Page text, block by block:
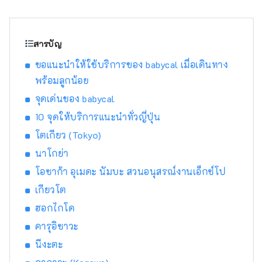
ง่ายดายขณะอยู่นอกบ้าน มีจุดให้บริการมากกว่า
เที่ยว ท่องเที่ยว หรืองีบหลับ
สารบัญ
ขอแนะนำให้ใช้บริการของ babycal เมื่อเดินทาง
พร้อมลูกน้อย
จุดเด่นของ babycal
10 จุดให้บริการแนะนำทั่วญี่ปุ่น
โตเกียว (Tokyo)
นาโกย่า
โอซาก้า อุเมดะ นัมบะ สวนอนุสรณ์งานเอ็กซ์โป
เกียวโต
ฮอกไกโด
คารุอิซาวะ
นีงะตะ